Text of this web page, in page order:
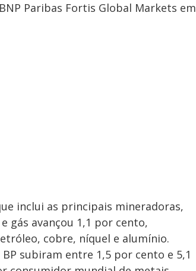
Paribas Fortis Global Markets em
inclui as principais mineradoras,
gás avançou 1,1 por cento,
cobre, níquel e alumínio.
subiram entre 1,5 por cento e 5,1